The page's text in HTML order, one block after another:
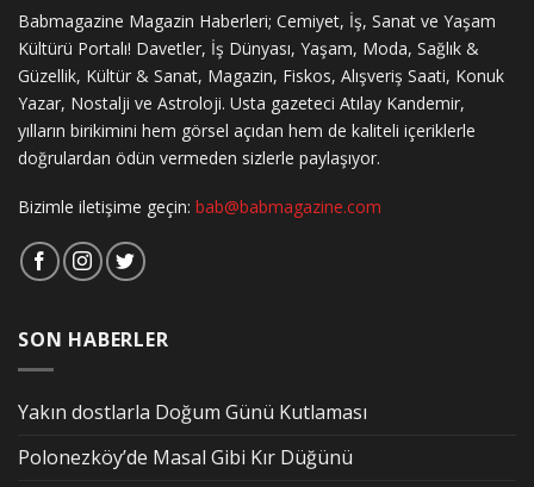
Babmagazine Magazin Haberleri; Cemiyet, İş, Sanat ve Yaşam
Kültürü Portalı! Davetler, İş Dünyası, Yaşam, Moda, Sağlık &
Güzellik, Kültür & Sanat, Magazin, Fiskos, Alışveriş Saati, Konuk
Yazar, Nostalji ve Astroloji. Usta gazeteci Atılay Kandemir,
yılların birikimini hem görsel açıdan hem de kaliteli içeriklerle
doğrulardan ödün vermeden sizlerle paylaşıyor.
Bizimle iletişime geçin: bab@babmagazine.com
SON HABERLER
Yakın dostlarla Doğum Günü Kutlaması
Polonezköy’de Masal Gibi Kır Düğünü